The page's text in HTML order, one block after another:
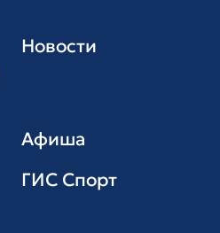
Новости
Афиша
ГИС Cпорт